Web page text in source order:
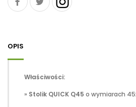
OPIS
Właściwości:
» Stolik QUICK Q45 o wymiarach